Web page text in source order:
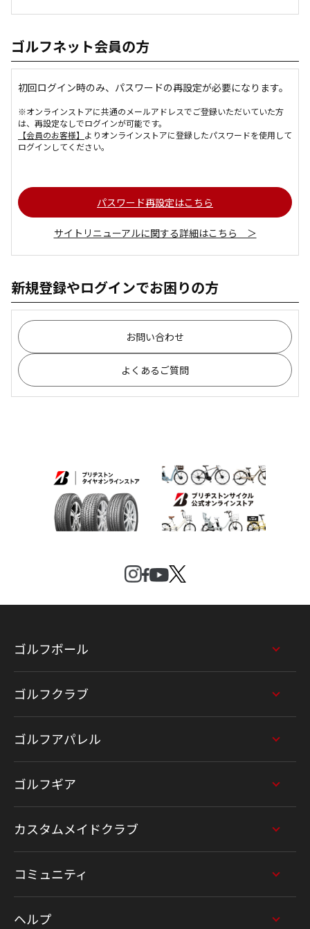
ゴルフネット会員の方
初回ログイン時のみ、パスワードの再設定が必要になります。
※オンラインストアに共通のメールアドレスでご登録いただいていた方
は、再設定なしでログインが可能です。
【会員のお客様】 よりオンラインストアに登録したパスワードを使用して
ログインしてください。
パスワード再設定はこちら
サイトリニューアルに関する詳細はこちら ＞
新規登録やログインでお困りの方
お問い合わせ
よくあるご質問
ゴルフボール
ゴルフクラブ
ゴルフアパレル
ゴルフギア
カスタムメイドクラブ
コミュニティ
ヘルプ